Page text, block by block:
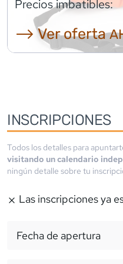
Precios imbatibles:
⟶ Ver oferta
INSCRIPCIONES
Todos los detalles para
visitando un calendario
ningún detalle sobre tu
Las inscripciones ya
Fecha de apertura